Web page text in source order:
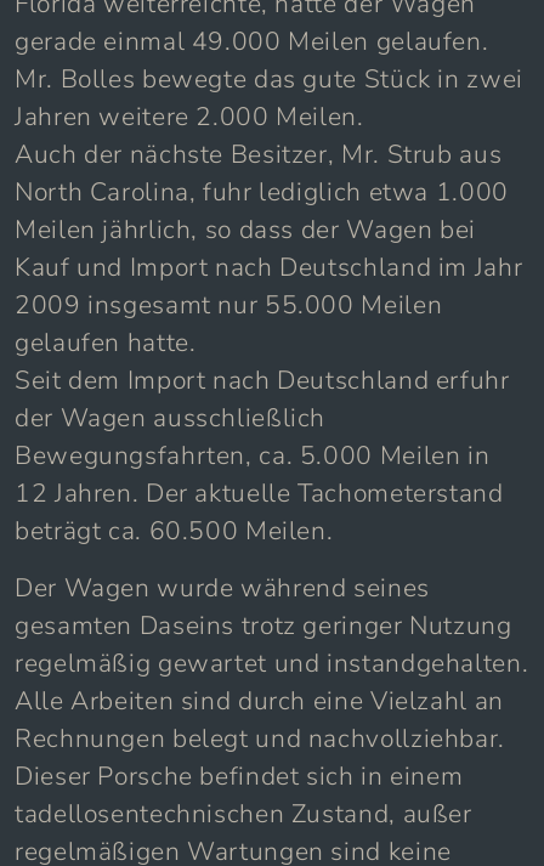
gerade einmal 49.000 Meilen gelaufen.
Mr. Bolles bewegte das gute Stück in zwei
Jahren weitere 2.000 Meilen.
Auch der nächste Besitzer, Mr. Strub aus
North Carolina, fuhr lediglich etwa 1.000
Meilen jährlich, so dass der Wagen bei
Kauf und Import nach Deutschland im Jahr
2009 insgesamt nur 55.000 Meilen
gelaufen hatte.
Seit dem Import nach Deutschland erfuhr
der Wagen ausschließlich
Bewegungsfahrten, ca. 5.000 Meilen in
12 Jahren. Der aktuelle Tachometerstand
beträgt ca. 60.500 Meilen.
Der Wagen wurde während seines
gesamten Daseins trotz geringer Nutzung
regelmäßig gewartet und instandgehalten.
Alle Arbeiten sind durch eine Vielzahl an
Rechnungen belegt und nachvollziehbar.
Dieser Porsche befindet sich in einem
tadellosentechnischen Zustand, außer
regelmäßigen Wartungen sind keine